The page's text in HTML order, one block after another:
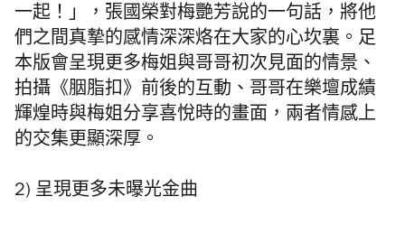
一起！」，張國榮對梅艷芳說的一句話，將他
們之間真摯的感情深深烙在大家的心坎裏。足
本版會呈現更多梅姐與哥哥初次見面的情景、
拍攝《胭脂扣》前後的互動、哥哥在樂壇成績
輝煌時與梅姐分享喜悅時的畫面，兩者情感上
的交集更顯深厚。
2) 呈現更多未曝光金曲